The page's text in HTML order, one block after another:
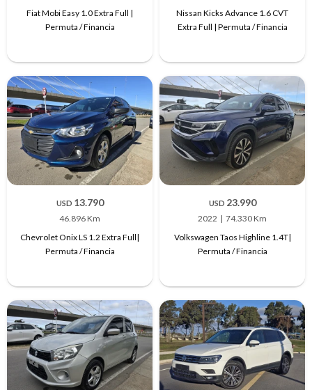
Fiat Mobi Easy 1.0 Extra Full |
Permuta / Financia
Nissan Kicks Advance 1.6 CVT
Extra Full | Permuta / Financia
USD 13.790
46.896 Km
Chevrolet Onix LS 1.2 Extra Full|
Permuta / Financia
USD 23.990
2022
74.330 Km
Volkswagen Taos Highline 1.4T|
Permuta / Financia